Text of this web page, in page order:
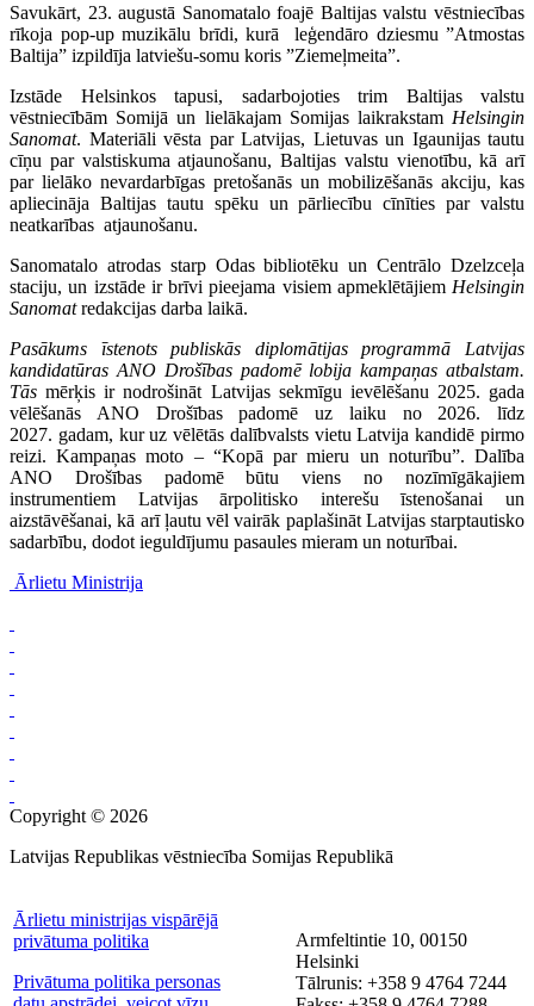
Savukārt, 23. augustā Sanomatalo foajē Baltijas valstu vēstniecības
rīkoja pop-up muzikālu brīdi, kurā leģendāro dziesmu ”Atmostas
Baltija” izpildīja latviešu-somu koris ”Ziemeļmeita”.
Izstāde Helsinkos tapusi, sadarbojoties trim Baltijas valstu
vēstniecībām Somijā un lielākajam Somijas laikrakstam Helsingin
Sanomat. Materiāli vēsta par Latvijas, Lietuvas un Igaunijas tautu
cīņu par valstiskuma atjaunošanu, Baltijas valstu vienotību, kā arī
par lielāko nevardarbīgas pretošanās un mobilizēšanās akciju, kas
apliecināja Baltijas tautu spēku un pārliecību cīnīties par valstu
neatkarības atjaunošanu.
Sanomatalo atrodas starp Odas bibliotēku un Centrālo Dzelzceļa
staciju, un izstāde ir brīvi pieejama visiem apmeklētājiem Helsingin
Sanomatredakcijas darba laikā.
Pasākums īstenots publiskās diplomātijas programmā Latvijas
kandidatūras ANO Drošības padomē lobija kampaņas atbalstam.
Tās mērķis ir nodrošināt Latvijas sekmīgu ievēlēšanu 2025. gada
vēlēšanās ANO Drošības padomē uz laiku no 2026. līdz
2027. gadam, kur uz vēlētās dalībvalsts vietu Latvija kandidē pirmo
reizi. Kampaņas moto – “Kopā par mieru un noturību”. Dalība
ANO Drošības padomē būtu viens no nozīmīgākajiem
instrumentiem Latvijas ārpolitisko interešu īstenošanai un
aizstāvēšanai, kā arī ļautu vēl vairāk paplašināt Latvijas starptautisko
sadarbību, dodot ieguldījumu pasaules mieram un noturībai.
Ārlietu Ministrija
Copyright © 2026
Latvijas Republikas vēstniecība Somijas Republikā
Ārlietu ministrijas vispārējā
privātuma politika
Privātuma politika personas
Armfeltintie 10, 00150
Helsinki
Tālrunis: +358 9 4764 7244